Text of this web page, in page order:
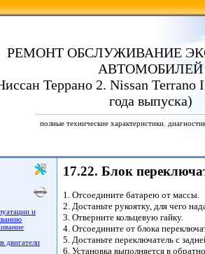
РЕМОНТ ОБСЛУЖИВАНИЕ
АВТОМОБИЛЕЙ
Террано 2. Nissan Terrano
года выпуска)
полные технические характеристики.
и
двигатели
17.22. Блок
1. Отсоедините батарею от массы.
2. Достаньте рукоятку, для чего
3. Отверните кольцевую гайку.
4. Отсоедините от блока
5. Достаньте переключатель с
6. Установка выполняется в